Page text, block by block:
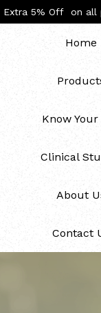
Extra 5% Off on all
Home
Know
Clinical
About
Contact